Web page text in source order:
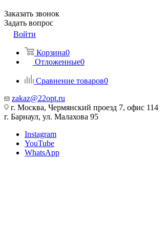
Заказать звонок
Задать вопрос
Войти
Корзина0
Отложенные0
Сравнение товаров0
zakaz@22opt.ru
г. Москва, Чермянский проезд 7, офис 114
г. Барнаул, ул. Малахова 95
Instagram
YouTube
WhatsApp